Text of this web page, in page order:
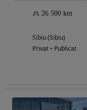
26 500 km
Sibiu (Sibiu)
Privat • Publicat